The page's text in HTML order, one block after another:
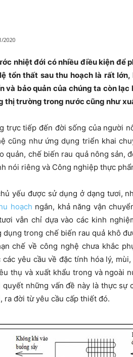
2020
nhiệt đới có nhiều điều kiện để
tổn thất sau thu hoạch là rất
và bảo quản của chúng ta còn lạc
thị trường trong nước cũng như
trực tiếp đến đời sống của người
cũng như ứng dụng triển khai
quản, chế biến rau quả nông sản,
nói riêng và Công nghiệp thực
yếu được sử dụng ở dạng tươi,
hoạch ngắn, khả năng vận
vẫn chỉ dựa vào các kinh
dụng trong chế biến rau quả khô
chế về công nghệ chưa khắc
yêu cầu về đặc tính hóa lý, mùi,
thụ và xuất khẩu trong và ngoài
những vấn đề này là thực sự
ra đời từ yêu cầu cấp thiết đó.